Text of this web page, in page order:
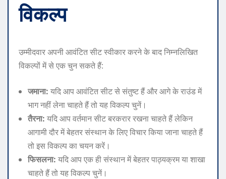
विकल्प
उम्मीदवार अपनी आवंटित सीट स्वीकार करने के बाद निम्नलिखित
विकल्पों में से एक चुन सकते हैं:
जमाना: यदि आप आवंटित सीट से संतुष्ट हैं और आगे के राउंड में
भाग नहीं लेना चाहते हैं तो यह विकल्प चुनें।
तैरना: यदि आप वर्तमान सीट बरकरार रखना चाहते हैं लेकिन
आगामी दौर में बेहतर संस्थान के लिए विचार किया जाना चाहते हैं
तो इस विकल्प का चयन करें।
फिसलना: यदि आप एक ही संस्थान में बेहतर पाठ्यक्रम या शाखा
चाहते हैं तो यह विकल्प चुनें।